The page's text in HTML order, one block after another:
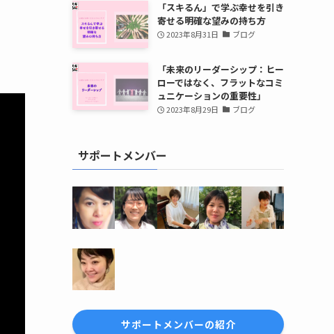
「スキるん」で学ぶ幸せを引き
寄せる明確な望みの持ち方
2023年8月31日 ブログ
「未来のリーダーシップ：ヒー
ローではなく、フラットなコミ
ュニケーションの重要性」
2023年8月29日 ブログ
サポートメンバー
サポートメンバーの紹介